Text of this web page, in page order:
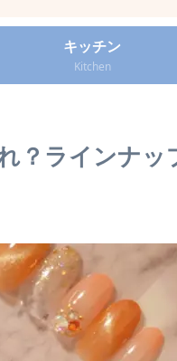
キッチン
Kitchen
？ラインナッ